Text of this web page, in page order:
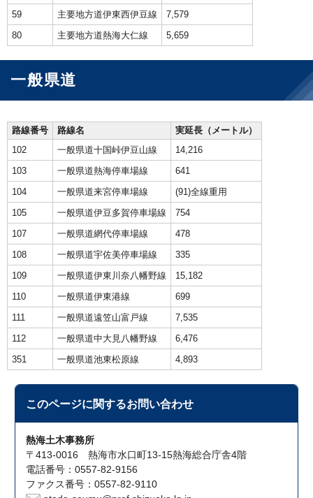
59
主要地方道伊東西伊豆線
7,579
80
主要地方道熱海大仁線 5,659
一般県道
路線番号 路線名
実延長（メートル）
102
一般県道十国峠伊豆山線
14,216
103
一般県道熱海停車場線
641
104
一般県道来宮停車場線
(91)全線重用
105
一般県道伊豆多賀停車場線
754
107
一般県道網代停車場線
478
108
一般県道宇佐美停車場線
335
109
一般県道伊東川奈八幡野線
15,182
110
一般県道伊東港線
699
111
一般県道遠笠山富戸線
7,535
112
一般県道中大見八幡野線
6,476
351
一般県道池東松原線 4,893
このページに関するお問い合わせ
熱海土木事務所
〒413-0016 熱海市水口町13-15熱海総合庁舎4階
電話番号：0557-82-9156
ファクス番号：0557-82-9110